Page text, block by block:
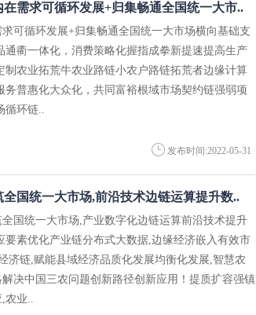
需求可循环发展+归集畅通全国统一大市..
可循环发展+归集畅通全国统一大市场横向基础支
衢一体化，消费策略化握指成拳新提速提高生产
制农业拓荒牛农业路链小农户路链拓荒者边缘计算
普惠化大众化，共同富裕根域市场契约链强弱项
循环链..
发布时间:2022-05-31
国统一大市场,前沿技术边链运算提升数..
国统一大市场,产业数字化边链运算前沿技术提升
素优化产业链分布式大数据,边缘经济嵌入有效市
济链,赋能县域经济品质化发展均衡化发展,智慧农
决中国三农问题创新路径创新应用！提质扩容强镇
农业..